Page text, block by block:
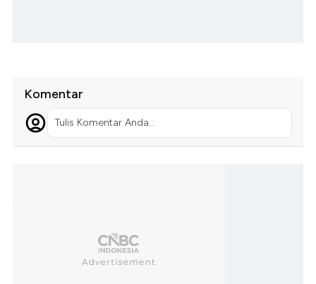
Komentar
Tulis Komentar Anda...